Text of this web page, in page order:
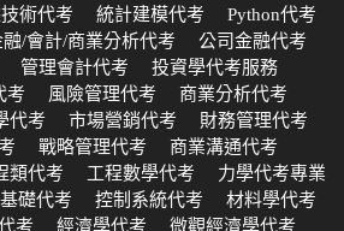
術代考 統計建模代考
Python代考
融/會計/商業分析代考
公司金融代考
管理會計代考
投資學代考服務
考
風險管理代考
商業分析代考
代考 市場營銷代考
財務管理代考
戰略管理代考
商業溝通代考
類代考 工程數學代考
力學代考專業
礎代考 控制系統代考
材料學代考
考
經濟學代考 微觀經濟學代考